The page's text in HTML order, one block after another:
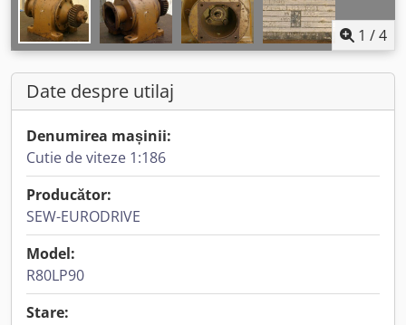
1 /4
Date despre utilaj
Denumirea mașinii:
Cutie de viteze 1:186
Producător:
SEW-EURODRIVE
Model:
R80LP90
Stare: